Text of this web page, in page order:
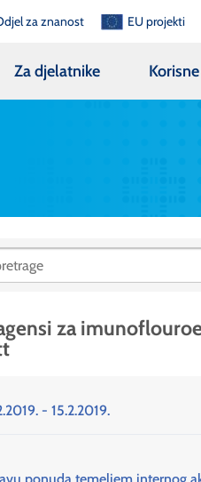
za znanost EU projekti
Za djelatnike
za
- 15.2.2019.